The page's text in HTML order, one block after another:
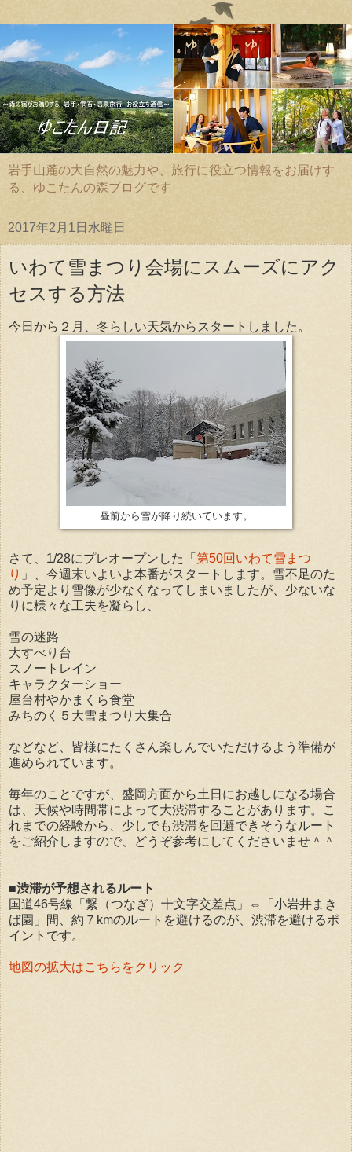
岩手山麓の大自然の魅力や、旅行に役立つ情報をお届けす
る、ゆこたんの森ブログです
2017年2月1日水曜日
いわて雪まつり会場にスムーズにアク
セスする方法
今日から２月、冬らしい天気からスタートしました。
昼前から雪が降り続いています。
さて、1/28にプレオープンした「 第50回いわて雪まつ
り 」、今週末いよいよ本番がスタートします。雪不足のた
め予定より雪像が少なくなってしまいましたが、少ないな
りに様々な工夫を凝らし、
雪の迷路
大すべり台
スノートレイン
キャラクターショー
屋台村やかまくら食堂
みちのく５大雪まつり大集合
などなど、皆様にたくさん楽しんでいただけるよう準備が
進められています。
毎年のことですが、盛岡方面から土日にお越しになる場合
は、天候や時間帯によって大渋滞することがあります。こ
れまでの経験から、少しでも渋滞を回避できそうなルート
をご紹介しますので、どうぞ参考にしてくださいませ＾＾
■渋滞が予想されるルート
国道46号線「繋（つなぎ）十文字交差点」⇔「小岩井まき
ば園」間、約７kmのルートを避けるのが、渋滞を避けるポ
イントです。
地図の拡大はこちらをクリック